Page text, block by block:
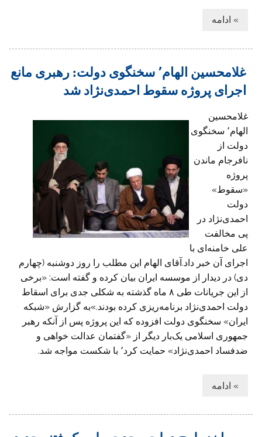
» ادامه
غلامحسین الهام٬ سخنگوی دولت: رهبری مانع
اجرای پروژه سقوط احمدی‌نژاد شد
غلامحسین
الهام٬ سخنگوی
دولت از
نافرجام ماندن
پروژه
«سقوط»
دولت
احمدی‌نژاد در
پی مخالفت
علی خامنه‌ای با
اجرای آن خبر داد.آقای الهام این مطلب را روز دوشنبه (چهارم
دی) در دیدار از موسسه ایران بیان کرده و گفته است: «برخی
از این جریانات طی ۸ ماه گذشته به شکلی جدی برای اسقاط
دولت احمدی‌نژاد برنامه‌ریزی کرده بودند.»به گزارش «شبکه
ایران» سخنگوی دولت افزوده که این پروژه پس از آنکه رهبر
جمهوری اسلامی یک‌بار دیگر از «گفتمان عدالت خواهی و
ضدفساد احمدی‌نژاد» حمایت کرد٬ با شکست مواجه شد.
» ادامه